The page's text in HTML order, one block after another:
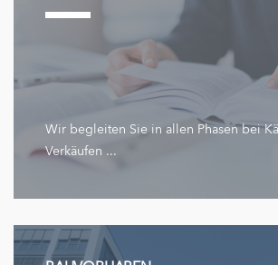
Wir begleiten Sie in allen Phasen bei
Verkäufen ...